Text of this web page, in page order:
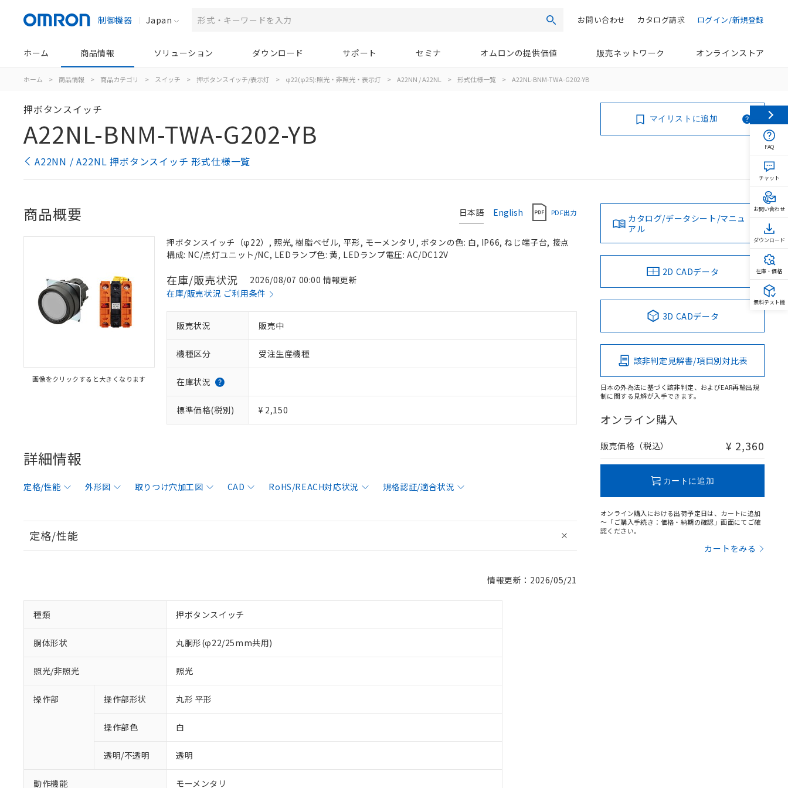
制御機器 Japan 検索 ログイン/新規登録
カタログ請求
お問い合わせ
ホーム 商品情報 ソリューション ダウンロード サポート セミナ オムロンの提供価値 販売ネットワーク オンラインストア
ホーム > 商品情報 > 商品カテゴリ > スイッチ > 押ボタンスイッチ/表示灯 > φ22(φ25):照光・非照光・表示灯 > A22NN / A22NL > 形式仕様一覧 > A22NL-BNM-TWA-G202-YB
押ボタンスイッチ
A22NL-BNM-TWA-G202-YB
A22NN / A22NL 押ボタンスイッチ 形式仕様一覧
マイリストに追加
日本語 English PDF出力
商品概要
画像をクリックすると大きくなります
押ボタンスイッチ（φ22）, 照光, 樹脂ベゼル, 平形, モーメンタリ, ボタンの色: 白, IP66, ねじ端子台, 接点
構成: NC/点灯ユニット/NC, LEDランプ色: 黄, LEDランプ電圧: AC/DC12V
在庫/販売状況
2026/08/07 00:00 情報更新
在庫/販売状況 ご利用条件
販売状況 販売中
機種区分 受注生産機種
在庫状況
標準価格(税別) ¥ 2,150
詳細情報
定格/性能 外形図 取りつけ穴加工図 CAD RoHS/REACH対応状況 規格認証/適合状況
定格/性能
情報更新：2026/05/21
種類 押ボタンスイッチ
胴体形状 丸胴形(φ22/25mm共用)
照光/非照光 照光
操作部 操作部形状 丸形 平形
操作部色 白
透明/不透明 透明
動作機能 モーメンタリ
カタログ/データシート/マニュ
アル
2D CADデータ
3D CADデータ
該非判定見解書/項目別対比表
日本の外為法に基づく該非判定、およびEAR再輸出規
制に関する見解が入手できます。
オンライン購入
販売価格（税込） ¥ 2,360
カートに追加
オンライン購入における出荷予定日は、カートに追加
～「ご購入手続き：価格・納期の確認」画面にてご確
認ください。
カートをみる
FAQ
チャット
お問い合わせ
ダウンロード
在庫・価格
無料テスト機